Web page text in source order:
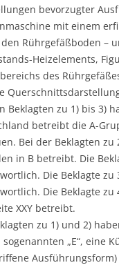
bevorzugter
mit einem
Rührgefäßboden –
Heizelements,
des
Beklagten zu 1) bis 3)
betreibt die A-
Bei der Beklagten
in B betreibt. Die
Die Beklagte
Die Beklagte
XXY betreibt.
zu 1) und 2)
sogenannten „E“, eine